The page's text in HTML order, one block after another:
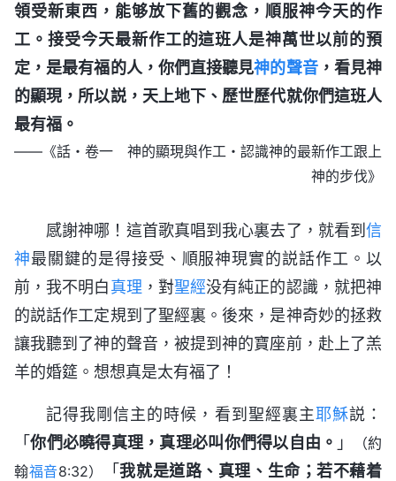
領受新東西，能够放下舊的觀念，順服神今天的作
工。接受今天最新作工的這班人是神萬世以前的預
定，是最有福的人，你們直接聽見神的聲音，看見神
的顯現，所以説，天上地下、歷世歷代就你們這班人
最有福。
——《話・卷一 神的顯現與作工・認識神的最新作工跟上
神的步伐》
感謝神哪！這首歌真唱到我心裏去了，就看到 信
神最關鍵的是得接受、順服神現實的説話作工。以
前，我不明白真理 ，對聖經没有純正的認識，就把神
的説話作工定規到了聖經裏。後來，是神奇妙的拯救
讓我聽到了神的聲音，被提到神的寶座前，赴上了羔
羊的婚筵。想想真是太有福了！
記得我剛信主的時候，看到聖經裏主耶穌説：
「你們必曉得真理，真理必叫你們得以自由。 」
（約
翰福音8:32） 「我就是道路、真理、生命；若不藉着